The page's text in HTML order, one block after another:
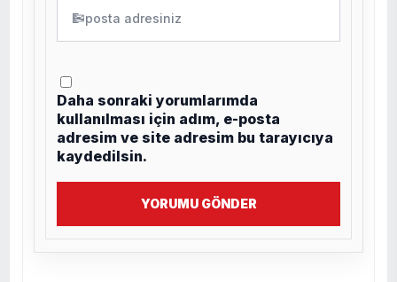
✉
Daha sonraki yorumlarımda
kullanılması için adım, e-posta
adresim ve site adresim bu tarayıcıya
kaydedilsin.
YORUMU GÖNDER